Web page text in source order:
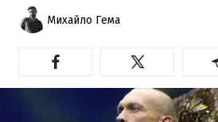
Михайло Гема